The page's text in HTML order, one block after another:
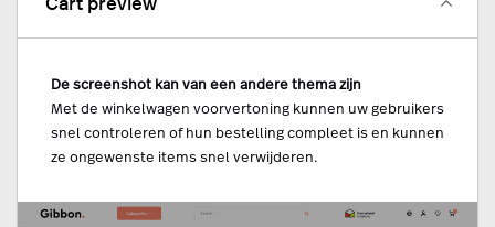
De screenshot kan van een andere thema zijn
Met de winkelwagen voorvertoning kunnen uw gebruikers
snel controleren of hun bestelling compleet is en kunnen
ze ongewenste items snel verwijderen.